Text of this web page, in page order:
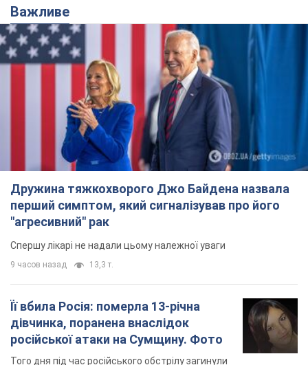
Дружина тяжкохворого Джо Байдена назвала
перший симптом, який сигналізував про його
"агресивний" рак
Спершу лікарі не надали цьому належної уваги
13,3 т.
Її вбила Росія: померла 13-річна
дівчинка, поранена внаслідок
російської атаки на Сумщину. Фото
Того дня під час російського обстрілу загинули
її брат, вітчим та бабуся
10 часов назад 9,9 т.
Чому в СРСР лікарі носили лише білі
халати
сенс
9 часов назад 4,7 т.